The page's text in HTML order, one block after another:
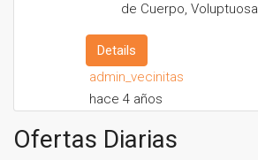
de Cuerpo, Voluptuosa
Details
admin_vecinitas
hace 4 años
Ofertas Diarias